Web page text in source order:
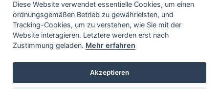
Impressum
COMMUNITY
TV
Diese Website verwendet essentielle Cookies, um einen
ordnungsgemäßen Betrieb zu gewährleisten, und
Tracking-Cookies, um zu verstehen, wie Sie mit der
Website interagieren. Letztere werden erst nach
Zustimmung geladen. Mehr erfahren
Akzeptieren